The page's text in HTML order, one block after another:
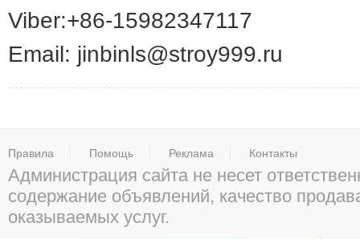
Viber:+86-15982347117
Email: jinbinls@stroy999.ru
Правила Помощь Реклама Контакты
Администрация сайта не несет
содержание объявлений, качество
оказываемых услуг.